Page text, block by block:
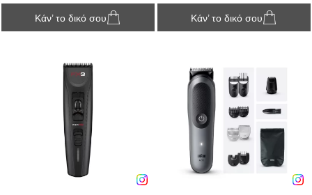
Κάν’ το δικό σου Κάν’ το δικό σου